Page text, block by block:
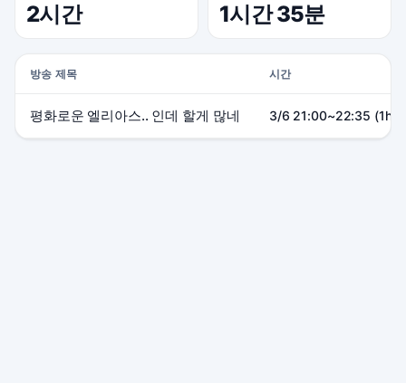
2시간 1시간 35분
방송 제목 시간
평화로운 엘리아스.. 인데 할게 많네 3/6 21:00~22:35